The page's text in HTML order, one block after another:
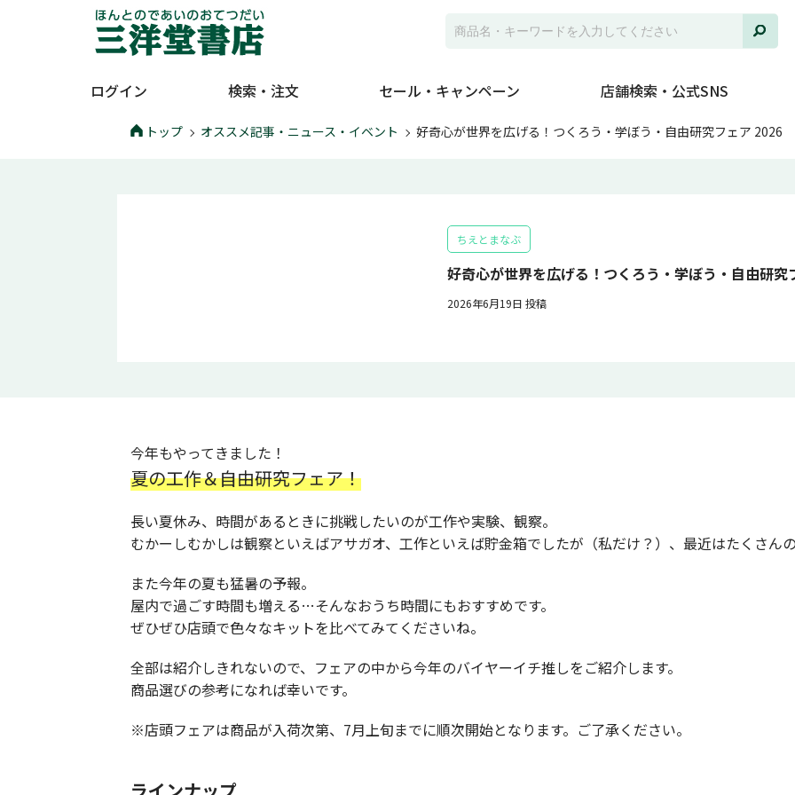
ログイン 検索・注文 セール・キャンペーン 店舗検索・公式SNS
トップ オススメ記事・ニュース・イベント 好奇心が世界を広げる！つくろう・学ぼう・自由研究フェア 2026
ちえとまなぶ
好奇心が世界を広げる！つくろう・学ぼう・自由研究
2026年6月19日 投稿
今年もやってきました！
夏の工作＆自由研究フェア！
長い夏休み、時間があるときに挑戦したいのが工作や実験、観察。
むかーしむかしは観察といえばアサガオ、工作といえば貯金箱でしたが（私だけ？）、最近はたくさん
また今年の夏も猛暑の予報。
屋内で過ごす時間も増える…そんなおうち時間にもおすすめです。
ぜひぜひ店頭で色々なキットを比べてみてくださいね。
全部は紹介しきれないので、フェアの中から今年のバイヤーイチ推しをご紹介します。
商品選びの参考になれば幸いです。
※店頭フェアは商品が入荷次第、7月上旬までに順次開始となります。ご了承ください。